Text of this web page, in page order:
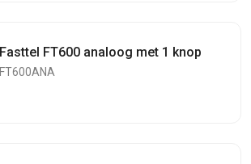
Fasttel FT600 analoog met 1 knop
FT600ANA